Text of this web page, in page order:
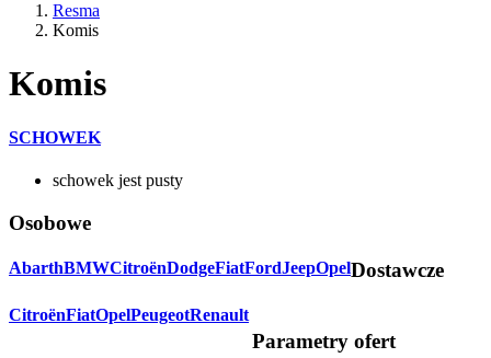
Resma
Komis
Komis
SCHOWEK
schowek jest pusty
Osobowe
AbarthBMWCitroënDodgeFiatFordJeepOpelDostawcze
CitroënFiatOpelPeugeotRenault
Parametry ofert